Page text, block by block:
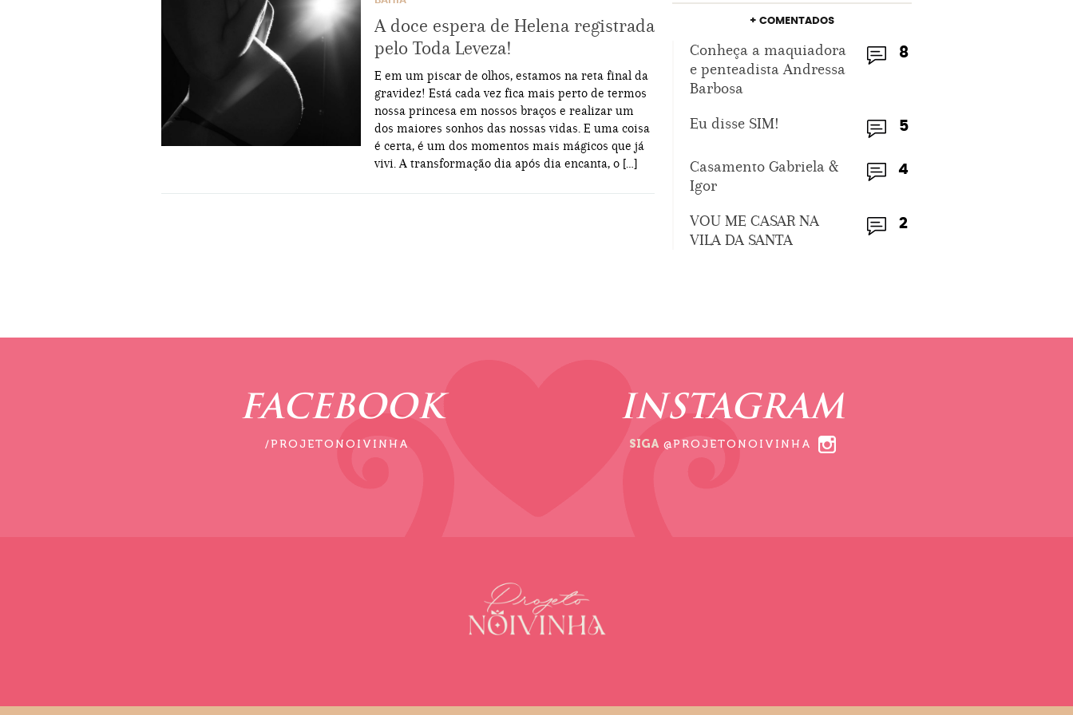
A doce espera de Helena registrada
pelo Toda Leveza!
E em um piscar de olhos, estamos na reta final da
gravidez! Está cada vez fica mais perto de termos
nossa princesa em nossos braços e realizar um
dos maiores sonhos das nossas vidas. E uma coisa
é certa, é um dos momentos mais mágicos que já
vivi. A transformação dia após dia encanta, o […]
+ COMENTADOS
8
Conheça a maquiadora
e penteadista Andressa
Barbosa
5
Eu disse SIM!
4
Casamento Gabriela &
Igor
2
VOU ME CASAR NA
VILA DA SANTA
FACEBOOK
/PROJETONOIVINHA
INSTAGRAM
SIGA @PROJETONOIVINHA